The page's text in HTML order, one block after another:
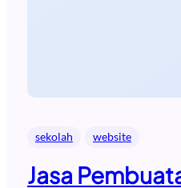
sekolah website
Jasa